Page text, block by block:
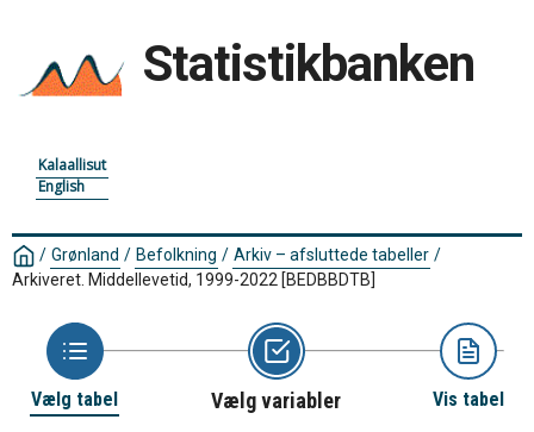
Statistikbanken
Kalaallisut
English
/ Grønland / Befolkning / Arkiv – afsluttede tabeller /
Arkiveret. Middellevetid, 1999-2022 [BEDBBDTB]
Vælg tabel Vælg variabler Vis tabel